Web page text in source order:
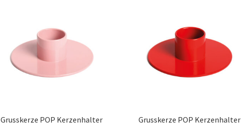
Grusskerze POP Kerzenhalter Grusskerze POP Kerzenhalter